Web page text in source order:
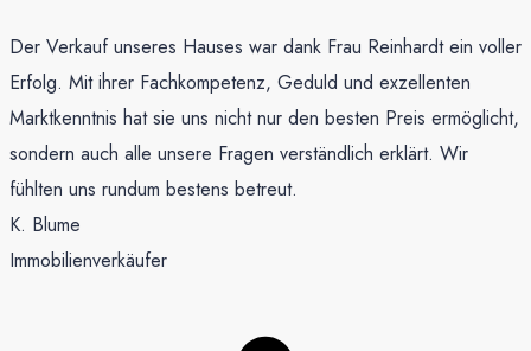
Der Verkauf unseres Hauses war dank Frau Reinhardt ein voller
Erfolg. Mit ihrer Fachkompetenz, Geduld und exzellenten
Marktkenntnis hat sie uns nicht nur den besten Preis ermöglicht,
sondern auch alle unsere Fragen verständlich erklärt. Wir
fühlten uns rundum bestens betreut.
K. Blume
Immobilienverkäufer